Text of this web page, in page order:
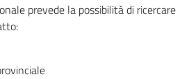
prevede la possibilità di ricercare